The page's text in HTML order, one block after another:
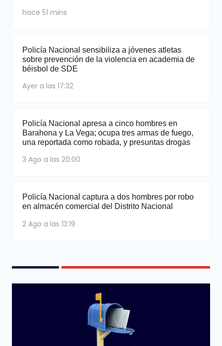
hace 51 mins
Policía Nacional sensibiliza a jóvenes atletas
sobre prevención de la violencia en academia de
béisbol de SDE
Ayer a las 17:32
Policía Nacional apresa a cinco hombres en
Barahona y La Vega; ocupa tres armas de fuego,
una reportada como robada, y presuntas drogas
3 Ago a las 20:00
Policía Nacional captura a dos hombres por robo
en almacén comercial del Distrito Nacional
2 Ago a las 13:19